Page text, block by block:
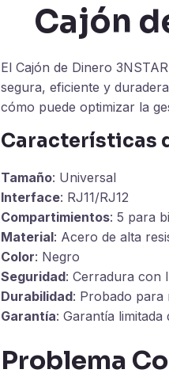
Cajón
El Cajón de Dinero
segura, eficiente y
cómo puede optimizar la
Características
Tamaño: Universal
Interface: RJ11/RJ12
Compartimientos: 5 para
Material: Acero de alta
Color: Negro
Seguridad: Cerradura con
Durabilidad: Probado para
Garantía: Garantía limitada
Problema